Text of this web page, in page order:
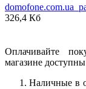
326,4 Кб
Оплачивайте
магазине
Наличные в